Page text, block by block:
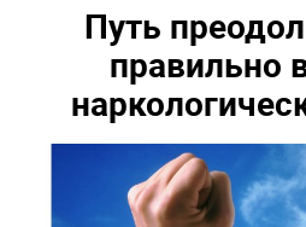
Путь
правильно